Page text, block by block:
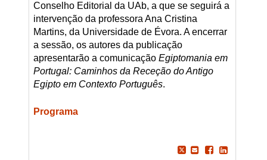
Conselho Editorial da UAb, a que se seguirá a
intervenção da professora Ana Cristina
Martins, da Universidade de Évora. A encerrar
a sessão, os autores da publicação
apresentarão a comunicação Egiptomania em
Portugal: Caminhos da Receção do Antigo
Egipto em Contexto Português.
Programa